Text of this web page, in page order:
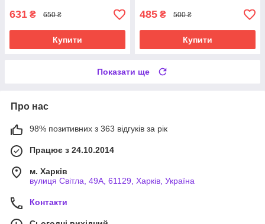
631 ₴ 650 ₴
Купити
485 ₴ 500 ₴
Купити
Показати ще
Про нас
98% позитивних з 363 відгуків за рік
Працює з 24.10.2014
м. Харків
вулиця Світла, 49А, 61129, Харків, Україна
Контакти